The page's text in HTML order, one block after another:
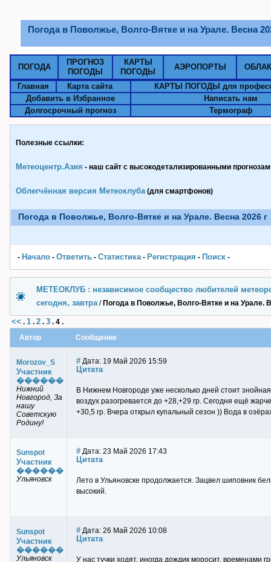
Погода в Поволжье, Волго-Вятке и на Урале. Весна
ПОГОДА
ПРОГНОЗ
ПОГОДЫ
КАРТЫ
ПОГОДЫ
АЭРОПОРТЫ
Главная Карта сайта
КАРТЫ ПОГОДЫ для
Добавить в Избранное
Написать нам
Долгосрочный прогноз
Термограф
Полезные ссылки:
Метеоцентр.Азия - наш сайт с высокодетализированными
Облегчённая версия Метеоклуба(для смартфонов)
Погода в Поволжье, Волго-Вятке и на Урале. Весна 2026 г
- Начало - Ответить - Статистика- Pегистрация - Поиск -
МЕТЕОКЛУБ : независимое сообщество любителей
сегодня, завтра/ Погода в Поволжье, Волго-Вятке и на Урале.
<< . 1 . 2 . 3 . 4 .
Автор
Сообщение
Morozov_S
Участник
������
Нижний
Новгород, За
нашу
Советскую
Родину!
# Дата: 19 Май 2026 15:59
Цитата
В Нижнем Новгороде уже несколько дней стоит
воздух разогревается до +28,+29 гр. Сегодня ещё
+30,5 гр. Вчера открыл купальный сезон )) Вода в
Sunspot
Участник
������
Ульяновск
# Дата: 23 Май 2026 17:43
Цитата
Лето в Ульяновске продолжается. Зацвел шиповник
высокий.
Sunspot
Участник
������
Ульяновск
# Дата: 26 Май 2026 10:08
Цитата
У нас тучки ходят, иногда дождик моросит, временами